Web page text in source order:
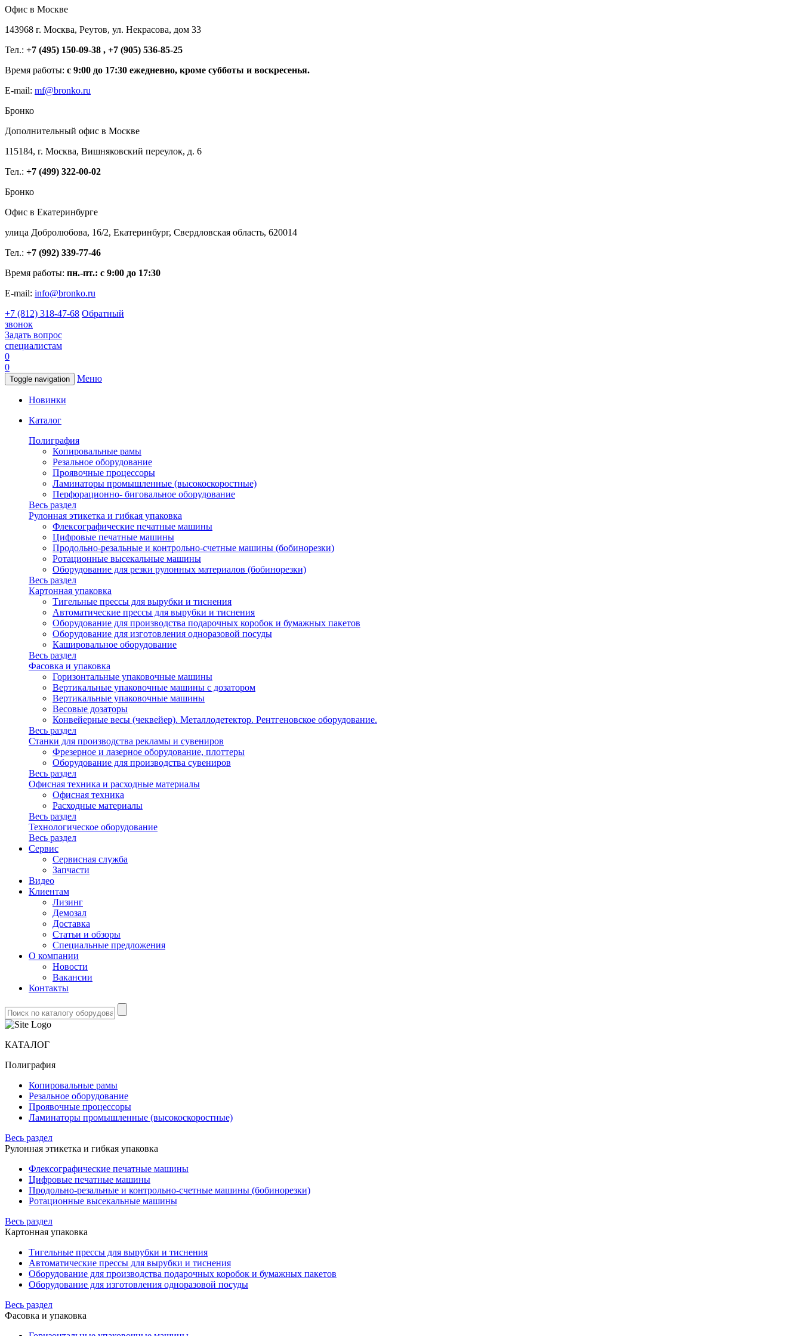
Офис в Москве
143968 г. Москва, Реутов, ул. Некрасова, дом 33
Тел.: +7 (495) 150-09-38 , +7 (905) 536-85-25
Время работы: с 9:00 до 17:30 ежедневно, кроме субботы и воскресенья.
E-mail: mf@bronko.ru
Бронко
Дополнительный офис в Москве
115184, г. Москва, Вишняковский переулок, д. 6
Тел.: +7 (499) 322-00-02
Бронко
Офис в Екатеринбурге
улица Добролюбова, 16/2, Екатеринбург, Свердловская область, 620014
Тел.: +7 (992) 339-77-46
Время работы: пн.-пт.: с 9:00 до 17:30
E-mail: info@bronko.ru
+7 (812) 318-47-68 Обратный
звонок
Задать вопрос
специалистам
0
0
Toggle navigation Меню
Новинки
Каталог
Полиграфия
Копировальные рамы
Резальное оборудование
Проявочные процессоры
Ламинаторы промышленные (высокоскоростные)
Перфорационно- биговальное оборудование
Весь раздел
Рулонная этикетка и гибкая упаковка
Флексографические печатные машины
Цифровые печатные машины
Продольно-резальные и контрольно-счетные машины (бобинорезки)
Ротационные высекальные машины
Оборудование для резки рулонных материалов (бобинорезки)
Весь раздел
Картонная упаковка
Тигельные прессы для вырубки и тиснения
Автоматические прессы для вырубки и тиснения
Оборудование для производства подарочных коробок и бумажных пакетов
Оборудование для изготовления одноразовой посуды
Кашировальное оборудование
Весь раздел
Фасовка и упаковка
Горизонтальные упаковочные машины
Вертикальные упаковочные машины с дозатором
Вертикальные упаковочные машины
Весовые дозаторы
Конвейерные весы (чеквейер). Металлодетектор. Рентгеновское оборудование.
Весь раздел
Станки для производства рекламы и сувениров
Фрезерное и лазерное оборудование, плоттеры
Оборудование для производства сувениров
Весь раздел
Офисная техника и расходные материалы
Офисная техника
Расходные материалы
Весь раздел
Технологическое оборудование
Весь раздел
Сервис
Сервисная служба
Запчасти
Видео
Клиентам
Лизинг
Демозал
Доставка
Статьи и обзоры
Специальные предложения
О компании
Новости
Вакансии
Контакты
КАТАЛОГ
Полиграфия
Копировальные рамы
Резальное оборудование
Проявочные процессоры
Ламинаторы промышленные (высокоскоростные)
Весь раздел
Рулонная этикетка и гибкая упаковка
Флексографические печатные машины
Цифровые печатные машины
Продольно-резальные и контрольно-счетные машины (бобинорезки)
Ротационные высекальные машины
Весь раздел
Картонная упаковка
Тигельные прессы для вырубки и тиснения
Автоматические прессы для вырубки и тиснения
Оборудование для производства подарочных коробок и бумажных пакетов
Оборудование для изготовления одноразовой посуды
Весь раздел
Фасовка и упаковка